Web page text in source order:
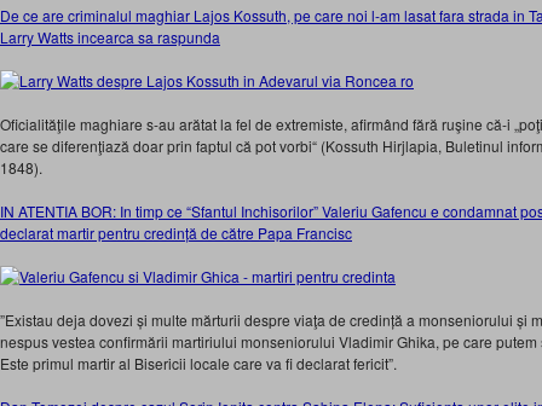
De ce are criminalul maghiar Lajos Kossuth, pe care noi l-am lasat fara strada in
Larry Watts incearca sa raspunda
Oficialităţile maghiare s-au arătat la fel de extremiste, afirmând fără ruşine că-i
care se diferenţiază doar prin faptul că pot vorbi“ (Kossuth Hirjlapia, Buletinul
1848).
IN ATENTIA BOR: In timp ce “Sfantul Inchisorilor” Valeriu Gafencu e condamnat
declarat martir pentru credință de către Papa Francisc
”Existau deja dovezi și multe mărturii despre viaţa de credință a monseniorului și
nespus vestea confirmării martiriului monseniorului Vladimir Ghika, pe care
Este primul martir al Bisericii locale care va fi declarat fericit”.